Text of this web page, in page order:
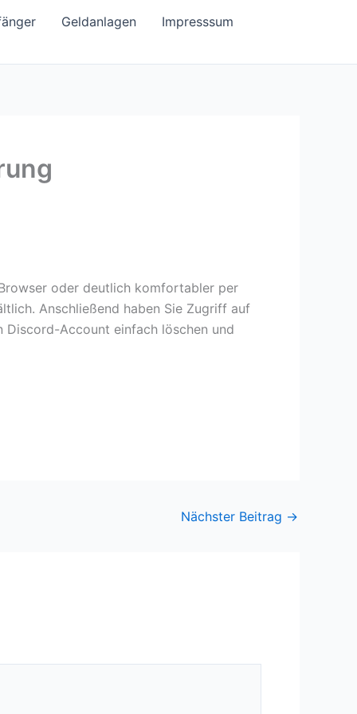
Geldanlagen Impresssum
oder deutlich komfortabler per
Anschließend haben Sie Zugriff auf
Discord-Account einfach löschen und
Nächster Beitrag →